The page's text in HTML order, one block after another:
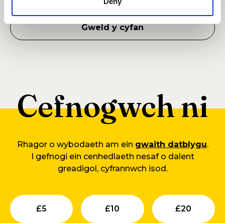
Gweld y cyfan
Cefnogwch ni
Rhagor o wybodaeth am ein gwaith datblygu.
I gefnogi ein cenhedlaeth nesaf o dalent
greadigol, cyfrannwch isod.
£5
Submit
£10
Submit
£20